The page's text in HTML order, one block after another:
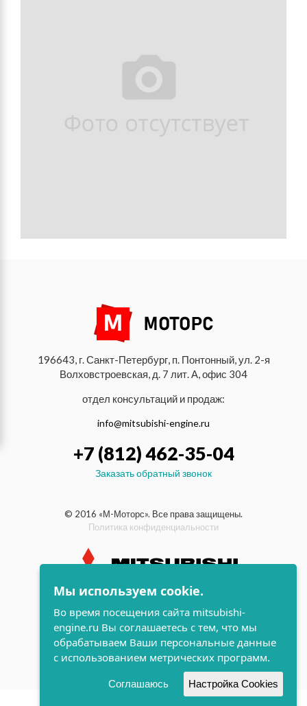
196643, г. Санкт-Петербург, п. Понтонный, ул. 2-я
Волховстроевская, д. 7 лит. А, офис 304
отдел консультаций и продаж:
info@mitsubishi-engine.ru
+7 (812) 462-35-04
Заказать обратный звонок
© 2016 «М-Моторс». Все права защищены.
Политика конфиденциальности
индустриальные и морские
дизельные двигатели Mitsubishi
разработка сайта
Мы используем cookie.
Во время посещения сайта mitsubishi-
engine.ru Вы соглашаетесь с тем, что мы
обрабатываем Ваши персональные данные
с использованием метрических программ.
Соглашаюсь Настройка Cookies